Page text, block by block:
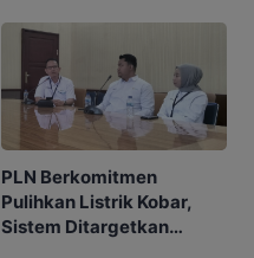
PLN Berkomitmen
Pulihkan Listrik Kobar,
Sistem Ditargetkan